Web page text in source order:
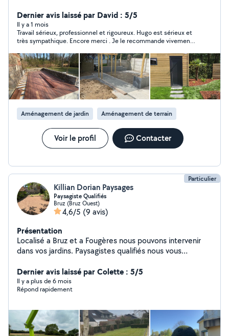
Dernier avis laissé par David : 5/5
Il y a 1 mois
Travail sérieux, professionnel et rigoureux. Hugo est sérieux et
très sympathique. Encore merci . Je le recommande vivement
Aménagement de jardin Aménagement de terrain
Voir le profil Contacter
Particulier
Killian Dorian Paysages
Paysagiste Qualifiés
Bruz (Bruz Ouest)
4,6/5 (9 avis)
Présentation
Localisé a Bruz et a Fougères nous pouvons intervenir
dans vos jardins. Paysagistes qualifiés nous vous
Taille de haie, Tonte, Débroussaillage ,Remise en état)
Ainsi que en création(Plantations , Massifs, Gazon)
Dernier avis laissé par Colette : 5/5
Il y a plus de 6 mois
Répond rapidement